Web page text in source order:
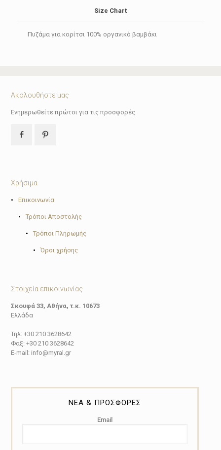
Size Chart
Πυζάμα για κορίτσι 100% οργανικό βαμβάκι
Ακολουθήστε μας
Ενημερωθείτε πρώτοι για τις προσφορές
Χρήσιμα
• Επικοινωνία
• Τρόποι Αποστολής
• Τρόποι Πληρωμής
• Όροι χρήσης
Στοιχεία επικοινωνίας
Σκουφά 33, Αθήνα, τ.κ. 10673
Ελλάδα
Τηλ: +30 210 3628642
Φαξ: +30 210 3628642
E-mail: info@myral.gr
ΝΕΑ & ΠΡΟΣΦΟΡΕΣ
Email